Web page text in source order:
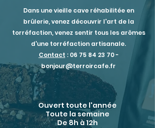
Dans une vieille cave réhabilitée en
brûlerie, venez découvrir l'art de la
torréfaction, venez sentir tous les arômes
d'une torréfaction artisanale.
Contact : 06 75 84 23 70-
bonjour@terroircafe.fr
Ouvert toute l'année
Toute la semaine
De 8h à 12h